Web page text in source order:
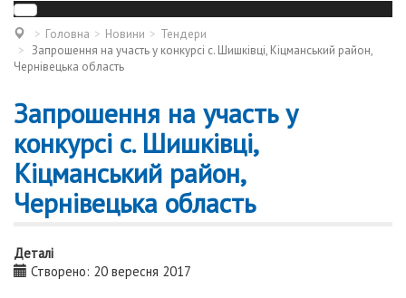
Головна Новини
Тендери
Запрошення на участь у конкурсі с. Шишківці, Кіцманський район,
Чернівецька область
Запрошення на участь у
конкурсі с. Шишківці,
Кіцманський район,
Чернівецька область
Деталі
Створено: 20 вересня 2017